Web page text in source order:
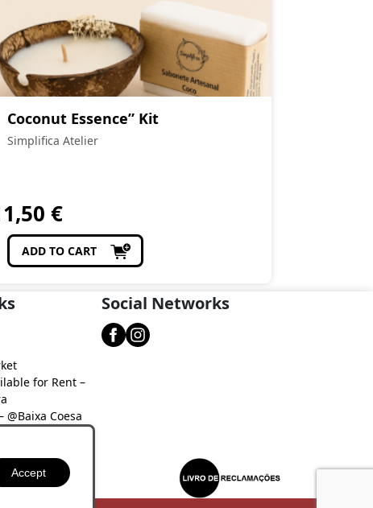
Coconut Essence” Kit
Simplifica Atelier
€
ADD TO CART
for Rent –
@Baixa Coesa
Social Networks
Accept